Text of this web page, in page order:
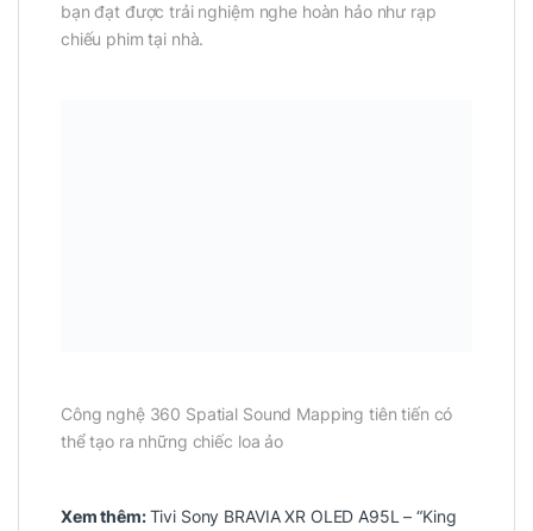
bạn đạt được trải nghiệm nghe hoàn hảo như rạp
chiếu phim tại nhà.
Công nghệ 360 Spatial Sound Mapping tiên tiến có
thể tạo ra những chiếc loa ảo
Xem thêm:Tivi Sony BRAVIA XR OLED A95L – “King